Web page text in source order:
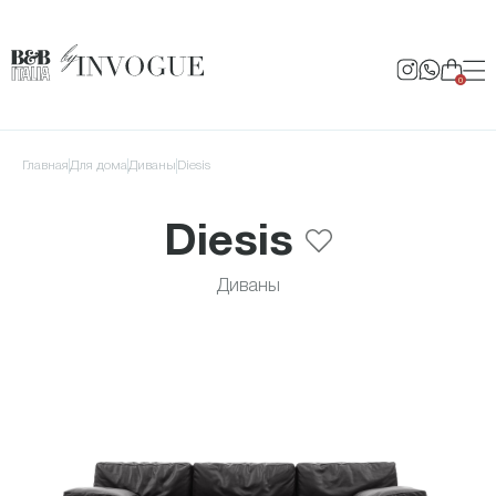
0
Главная для дома Диваны Diesis
Diesis
Диваны